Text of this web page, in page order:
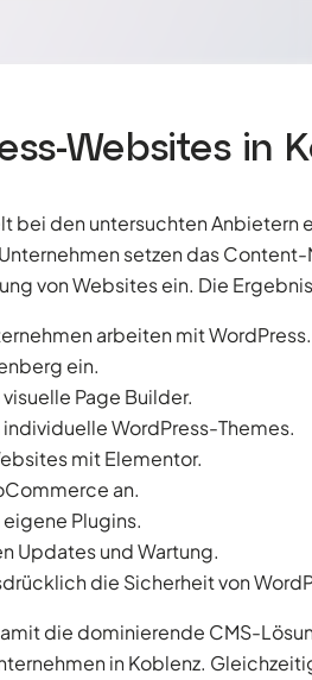
Websites in
bei den untersuchten Anbietern
setzen das
von Websites ein. Die
arbeiten mit WordPress.
ein.
Page Builder.
WordPress-Themes.
mit Elementor.
an.
Plugins.
Updates und Wartung.
die Sicherheit von
die dominierende CMS-
in Koblenz.